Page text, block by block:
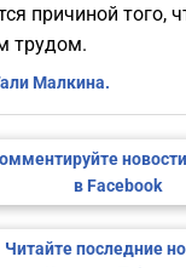
причиной того,
трудом.
Малкина.
в Facebook
Читайте последние